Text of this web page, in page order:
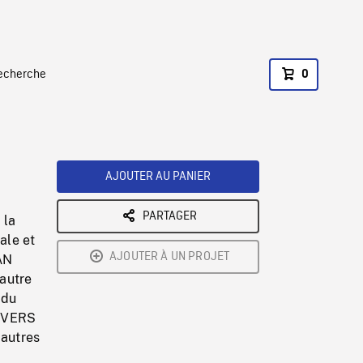
0
la
et
AJOUTER AU PANIER
PARTAGER
AJOUTER À UN PROJET